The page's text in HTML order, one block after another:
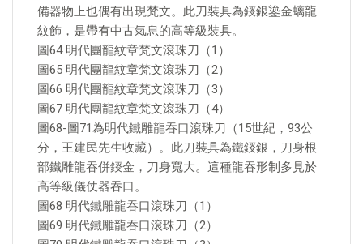
備器物上也偶有出現梵文。此刀裝具為鋄銀鎏金螭龍
紋飾，是帶有中古氣息的高等級裝具。
圖64 明代團龍紋章梵文滾珠刀（1）
圖65 明代團龍紋章梵文滾珠刀（2）
圖66 明代團龍紋章梵文滾珠刀（3）
圖67 明代團龍紋章梵文滾珠刀（4）
圖68-圖71為明代鐵雕龍吞口滾珠刀（15世紀，93公
分，王建民先生收藏）。此刀裝具為鐵鋄銀，刀身根
部鐵雕龍吞併鋄金，刀身寬大。這種龍吞形制多見於
高等級儀仗器吞口。
圖68 明代鐵雕龍吞口滾珠刀（1）
圖69 明代鐵雕龍吞口滾珠刀（2）